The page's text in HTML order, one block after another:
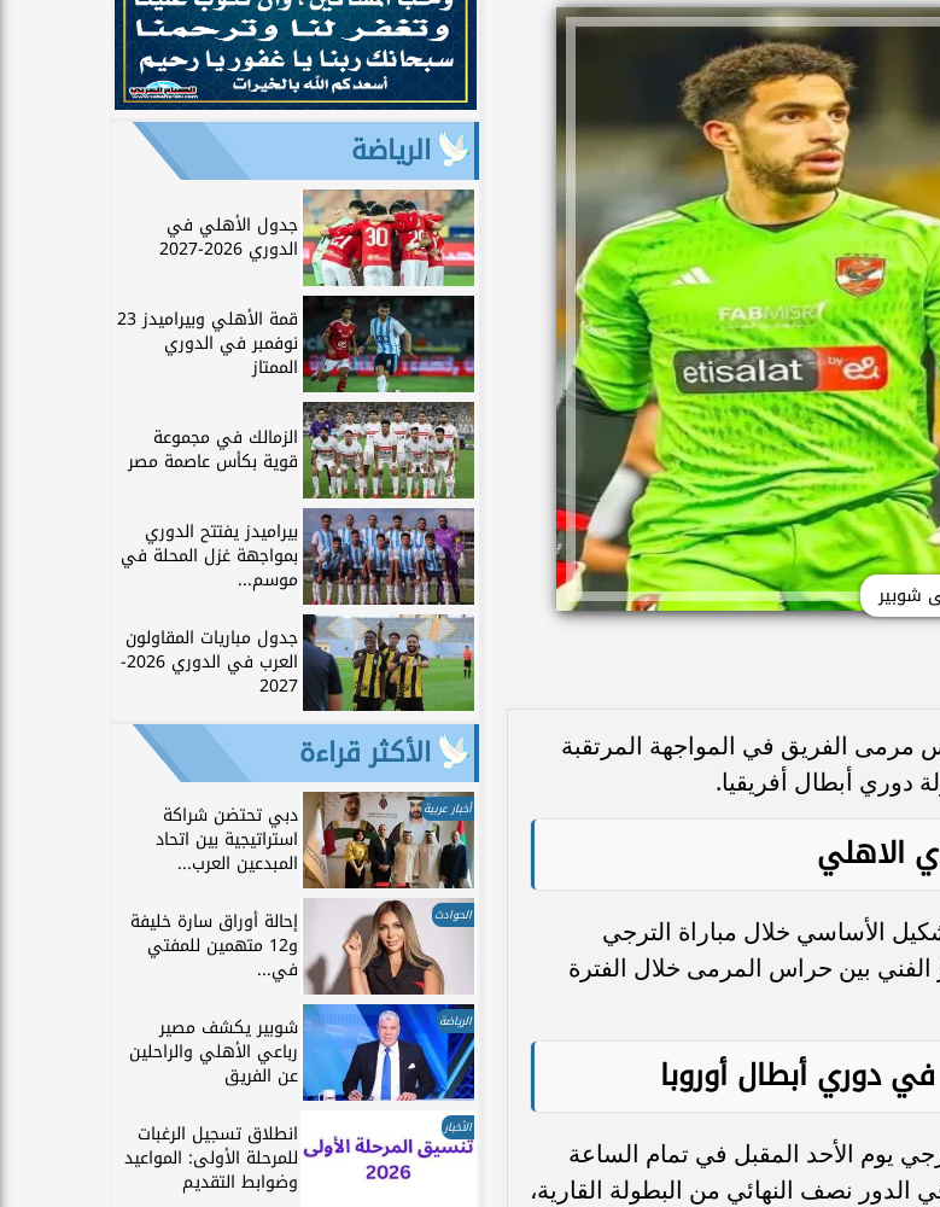
شوبير
مرمى الفريق في المواجهة المرتقبة
دوري أبطال أفريقيا.
الاهلي
الأساسي خلال مباراة الترجي
الفني بين حراس المرمى خلال الفترة
دوري أبطال أوروبا
يوم الأحد المقبل في تمام الساعة
نصف النهائي من البطولة القارية،
الرياضة
جدول الأهلي في
الدوري 2026-2027
قمة الأهلي وبيراميدز 23
نوفمبر في الدوري
الممتاز
الزمالك في مجموعة
قوية بكأس عاصمة مصر
بيراميدز يفتتح الدوري
بمواجهة غزل المحلة في
موسم...
جدول مباريات المقاولون
العرب في الدوري 2026-
2027
الأكثر قراءة
أخبار عربية دبي تحتضن شراكة
استراتيجية بين اتحاد
المبدعين العرب...
الحوادث إحالة أوراق سارة خليفة
و12 متهمين للمفتي
في...
الرياضة شوبير يكشف مصير
رباعي الأهلي والراحلين
عن الفريق
الأخبار انطلاق تسجيل الرغبات
للمرحلة الأولى: المواعيد
وضوابط التقديم